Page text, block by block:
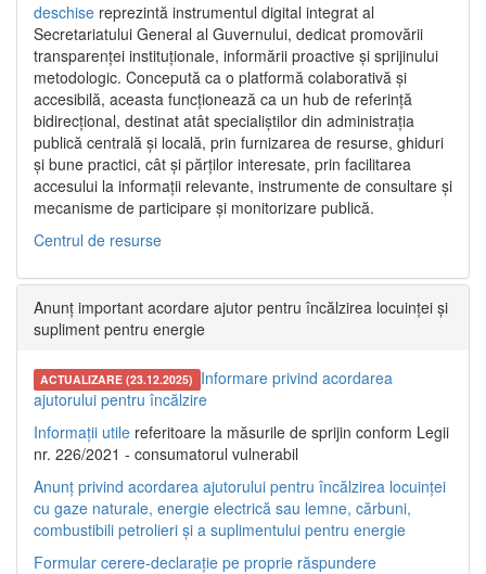
deschise reprezintă instrumentul digital integrat al
Secretariatului General al Guvernului, dedicat promovării
transparenței instituționale, informării proactive și sprijinului
metodologic. Concepută ca o platformă colaborativă și
accesibilă, aceasta funcționează ca un hub de referință
bidirecțional, destinat atât specialiștilor din administrația
publică centrală și locală, prin furnizarea de resurse, ghiduri
și bune practici, cât și părților interesate, prin facilitarea
accesului la informații relevante, instrumente de consultare și
mecanisme de participare și monitorizare publică.
Centrul de resurse
Anunț important acordare ajutor pentru încălzirea locuinței și
supliment pentru energie
ACTUALIZARE (23.12.2025) Informare privind acordarea
ajutorului pentru încălzire
Informații utile referitoare la măsurile de sprijin conform Legii
nr. 226/2021 - consumatorul vulnerabil
Anunț privind acordarea ajutorului pentru încălzirea locuinței
cu gaze naturale, energie electrică sau lemne, cărbuni,
combustibili petrolieri și a suplimentului pentru energie
Formular cerere-declarație pe proprie răspundere